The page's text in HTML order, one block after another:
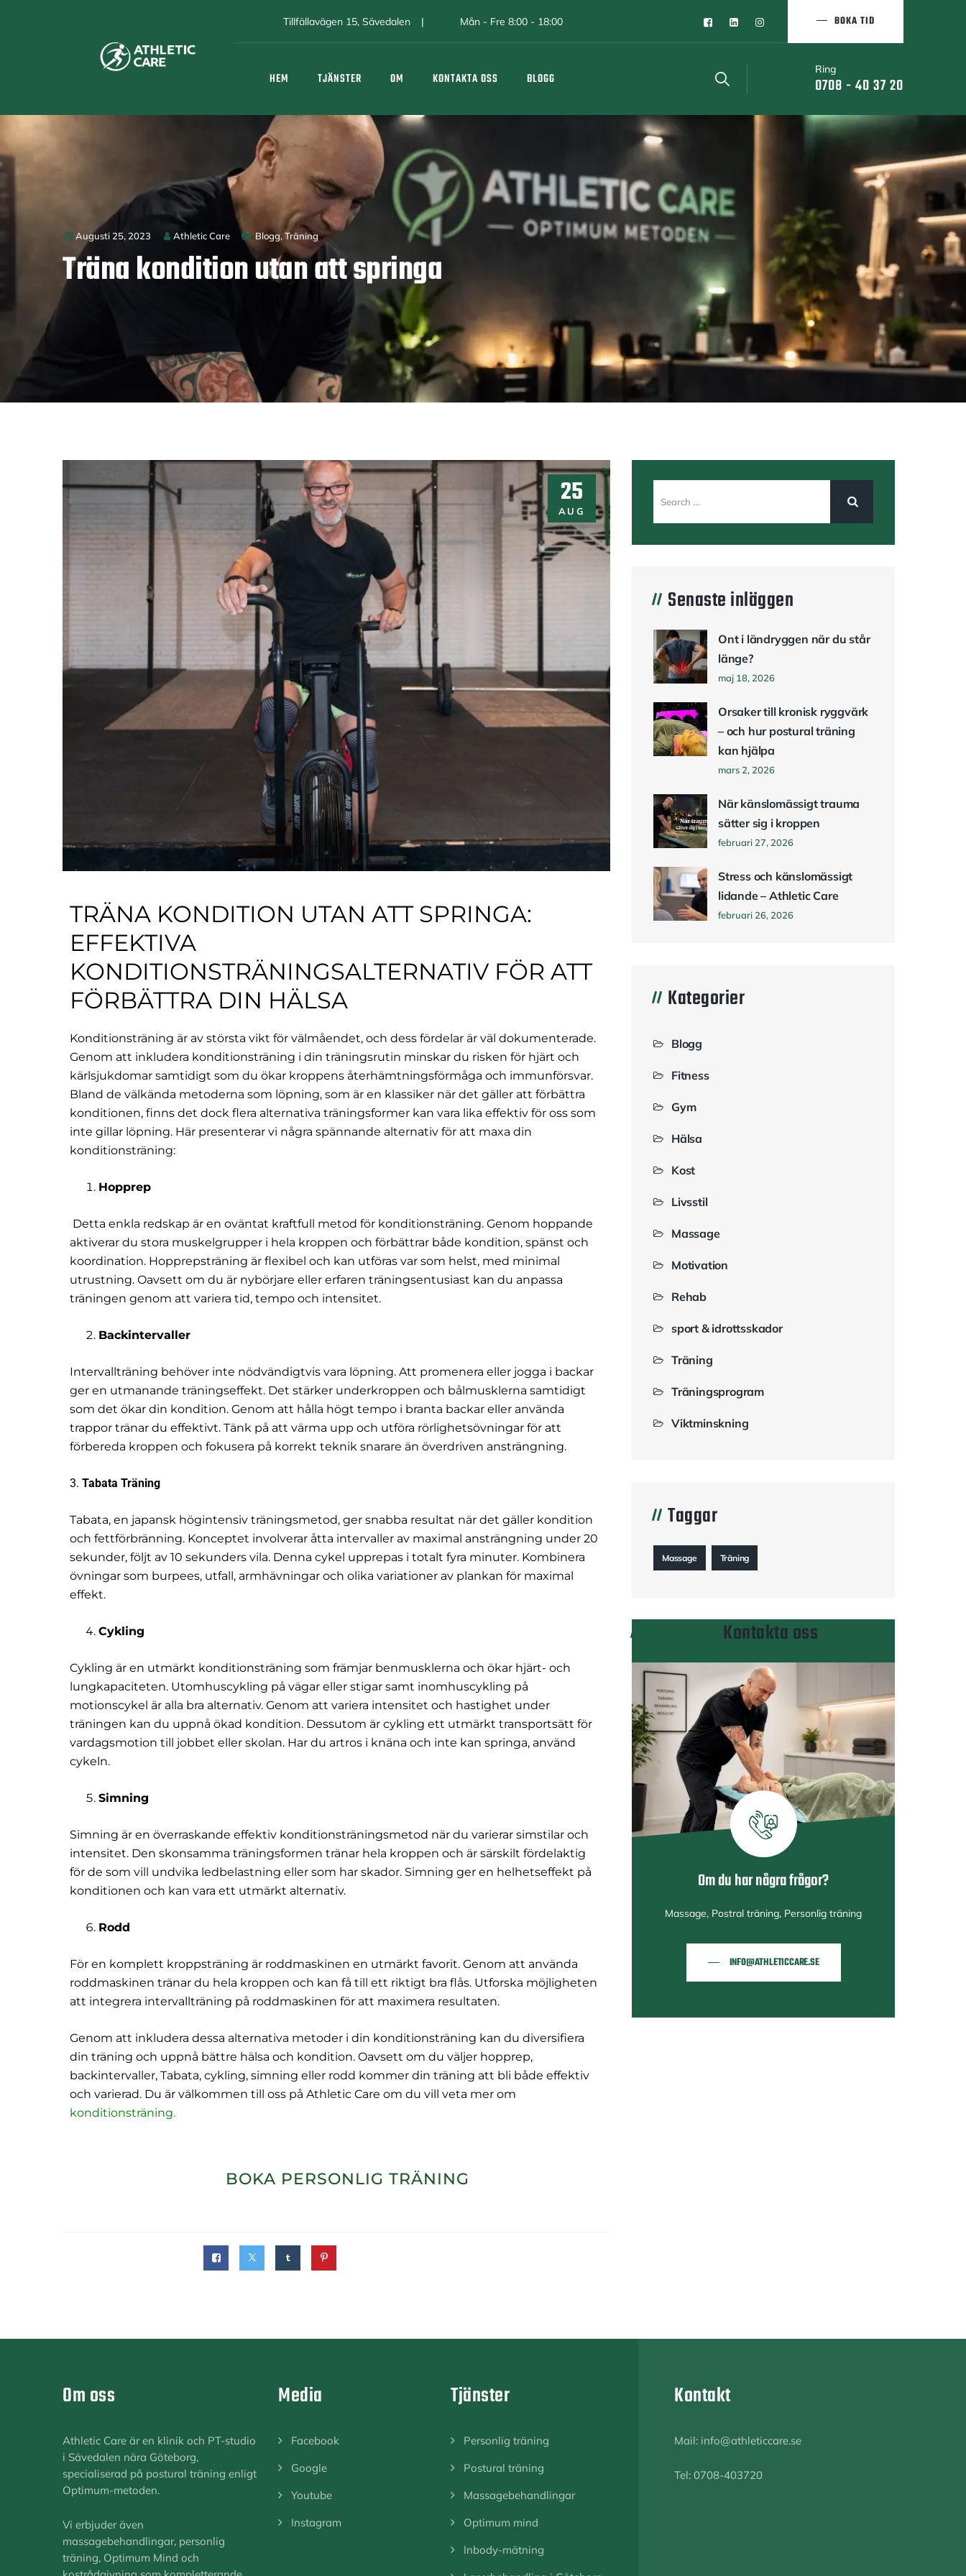
Tillfällavägen 15, Sävedalen Mån - Fre 8:00 - 18:00 BOKA TID
HEM TJÄNSTER OM KONTAKTA OSS BLOGG
Ring
0708 - 40 37 20
Augusti 25, 2023 Athletic Care Blogg, Träning
Träna kondition utan att springa
25
AUG
TRÄNA KONDITION UTAN ATT SPRINGA:
EFFEKTIVA
KONDITIONSTRÄNINGSALTERNATIV FÖR ATT
FÖRBÄTTRA DIN HÄLSA
Konditionsträning är av största vikt för välmåendet, och dess fördelar är väl dokumenterade.
Genom att inkludera konditionsträning i din träningsrutin minskar du risken för hjärt och
kärlsjukdomar samtidigt som du ökar kroppens återhämtningsförmåga och immunförsvar.
Bland de välkända metoderna som löpning, som är en klassiker när det gäller att förbättra
konditionen, finns det dock flera alternativa träningsformer kan vara lika effektiv för oss som
inte gillar löpning. Här presenterar vi några spännande alternativ för att maxa din
konditionsträning:
Hopprep
Detta enkla redskap är en oväntat kraftfull metod för konditionsträning. Genom hoppande
aktiverar du stora muskelgrupper i hela kroppen och förbättrar både kondition, spänst och
koordination. Hopprepsträning är flexibel och kan utföras var som helst, med minimal
utrustning. Oavsett om du är nybörjare eller erfaren träningsentusiast kan du anpassa
träningen genom att variera tid, tempo och intensitet.
Backintervaller
Intervallträning behöver inte nödvändigtvis vara löpning. Att promenera eller jogga i backar
ger en utmanande träningseffekt. Det stärker underkroppen och bålmusklerna samtidigt
som det ökar din kondition. Genom att hålla högt tempo i branta backar eller använda
trappor tränar du effektivt. Tänk på att värma upp och utföra rörlighetsövningar för att
förbereda kroppen och fokusera på korrekt teknik snarare än överdriven ansträngning.
3. Tabata Träning
Tabata, en japansk högintensiv träningsmetod, ger snabba resultat när det gäller kondition
och fettförbränning. Konceptet involverar åtta intervaller av maximal ansträngning under 20
sekunder, följt av 10 sekunders vila. Denna cykel upprepas i totalt fyra minuter. Kombinera
övningar som burpees, utfall, armhävningar och olika variationer av plankan för maximal
effekt.
Cykling
Cykling är en utmärkt konditionsträning som främjar benmusklerna och ökar hjärt- och
lungkapaciteten. Utomhuscykling på vägar eller stigar samt inomhuscykling på
motionscykel är alla bra alternativ. Genom att variera intensitet och hastighet under
träningen kan du uppnå ökad kondition. Dessutom är cykling ett utmärkt transportsätt för
vardagsmotion till jobbet eller skolan. Har du artros i knäna och inte kan springa, använd
cykeln.
Simning
Simning är en överraskande effektiv konditionsträningsmetod när du varierar simstilar och
intensitet. Den skonsamma träningsformen tränar hela kroppen och är särskilt fördelaktig
för de som vill undvika ledbelastning eller som har skador. Simning ger en helhetseffekt på
konditionen och kan vara ett utmärkt alternativ.
Rodd
För en komplett kroppsträning är roddmaskinen en utmärkt favorit. Genom att använda
roddmaskinen tränar du hela kroppen och kan få till ett riktigt bra flås. Utforska möjligheten
att integrera intervallträning på roddmaskinen för att maximera resultaten.
Genom att inkludera dessa alternativa metoder i din konditionsträning kan du diversifiera
din träning och uppnå bättre hälsa och kondition. Oavsett om du väljer hopprep,
backintervaller, Tabata, cykling, simning eller rodd kommer din träning att bli både effektiv
och varierad. Du är välkommen till oss på Athletic Care om du vill veta mer om
konditionsträning.
BOKA PERSONLIG TRÄNING
Senaste inläggen
Ont i ländryggen när du står
länge?
maj 18, 2026
Orsaker till kronisk ryggvärk
– och hur postural träning
kan hjälpa
mars 2, 2026
När känslomässigt trauma
sätter sig i kroppen
februari 27, 2026
Stress och känslomässigt
lidande – Athletic Care
februari 26, 2026
Kategorier
Blogg
Fitness
Gym
Hälsa
Kost
Livsstil
Massage
Motivation
Rehab
sport & idrottsskador
Träning
Träningsprogram
Viktminskning
Taggar
Massage Träning
Kontakta oss
Om du har några frågor?
Massage, Postral träning, Personlig träning
INFO@ATHLETICCARE.SE
Om oss
Athletic Care är en klinik och PT-studio
i Sävedalen nära Göteborg,
specialiserad på postural träning enligt
Optimum-metoden.
Vi erbjuder även
massagebehandlingar, personlig
träning, Optimum Mind och
Media
Facebook
Google
Youtube
Instagram
Tjänster
Personlig träning
Postural träning
Massagebehandlingar
Optimum mind
Inbody-mätning
Kontakt
Mail: info@athleticcare.se
Tel: 0708-403720